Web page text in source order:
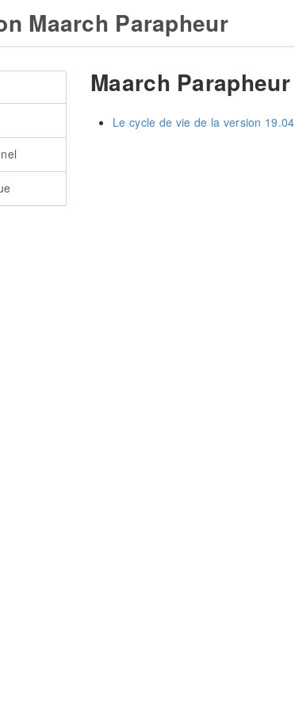
Maarch Parapheur
Maarch Parapheur
Le cycle de vie de la version 19.04